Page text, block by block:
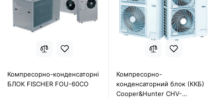
Компресорно-конденсаторні
БЛОК FISCHER FOU-60CO
Компресорно-
конденсаторний блок (ККБ)
Cooper&Hunter CHV-